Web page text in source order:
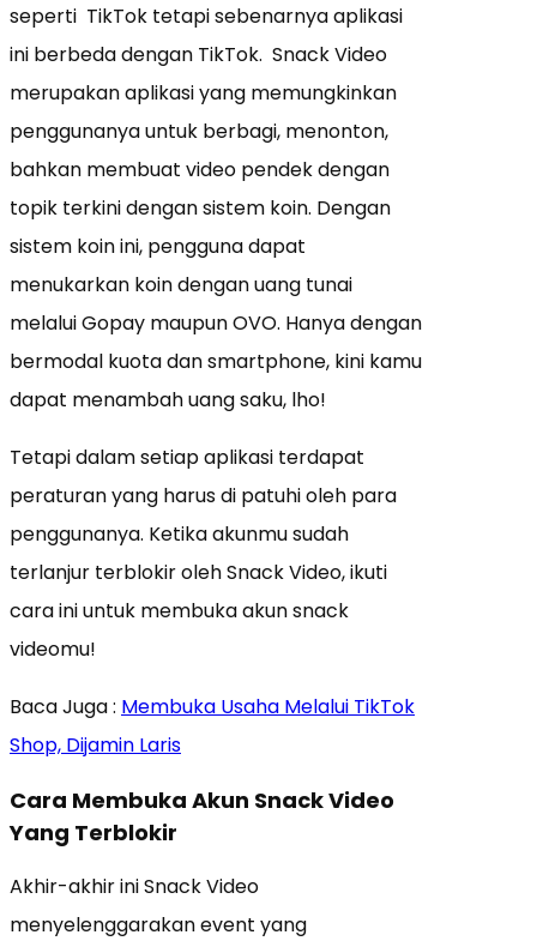
seperti TikTok tetapi sebenarnya aplikasi
ini berbeda dengan TikTok. Snack Video
merupakan aplikasi yang memungkinkan
penggunanya untuk berbagi, menonton,
bahkan membuat video pendek dengan
topik terkini dengan sistem koin. Dengan
sistem koin ini, pengguna dapat
menukarkan koin dengan uang tunai
melalui Gopay maupun OVO. Hanya dengan
bermodal kuota dan smartphone, kini kamu
dapat menambah uang saku, lho!
Tetapi dalam setiap aplikasi terdapat
peraturan yang harus di patuhi oleh para
penggunanya. Ketika akunmu sudah
terlanjur terblokir oleh Snack Video, ikuti
cara ini untuk membuka akun snack
videomu!
Baca Juga : Membuka Usaha Melalui TikTok
Shop, Dijamin Laris
Cara Membuka Akun Snack Video
Yang Terblokir
Akhir-akhir ini Snack Video
menyelenggarakan event yang